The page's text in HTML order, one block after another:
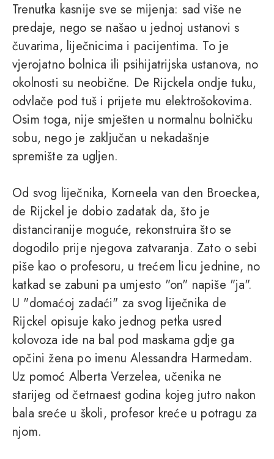
Trenutka kasnije sve se mijenja: sad više ne
predaje, nego se našao u jednoj ustanovi s
čuvarima, liječnicima i pacijentima. To je
vjerojatno bolnica ili psihijatrijska ustanova, no
okolnosti su neobične. De Rijckela ondje tuku,
odvlače pod tuš i prijete mu elektrošokovima.
Osim toga, nije smješten u normalnu bolničku
sobu, nego je zaključan u nekadašnje
spremište za ugljen.
Od svog liječnika, Korneela van den Broeckea,
de Rijckel je dobio zadatak da, što je
distanciranije moguće, rekonstruira što se
dogodilo prije njegova zatvaranja. Zato o sebi
piše kao o profesoru, u trećem licu jednine, no
katkad se zabuni pa umjesto "on" napiše "ja".
U "domaćoj zadaći" za svog liječnika de
Rijckel opisuje kako jednog petka usred
kolovoza ide na bal pod maskama gdje ga
opčini žena po imenu Alessandra Harmedam.
Uz pomoć Alberta Verzelea, učenika ne
starijeg od četrnaest godina kojeg jutro nakon
bala sreće u školi, profesor kreće u potragu za
njom.